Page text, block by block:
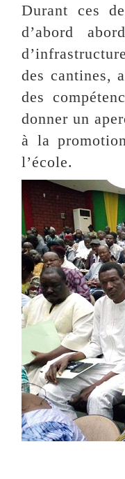
Durant ces
d’abord
des cantines,
des
donner un
à la
l’école.